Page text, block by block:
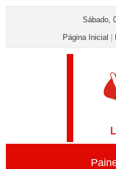
Sábado,
Página Inicial